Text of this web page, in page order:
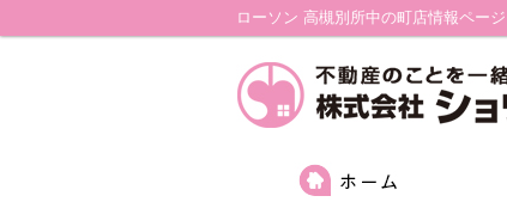
ローソン 高槻別所中の町店情報ペー